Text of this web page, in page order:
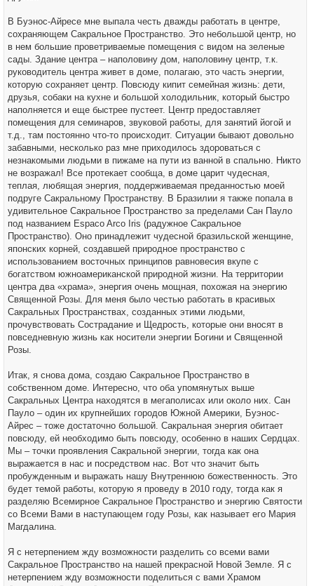
В Буэнос-Айресе мне выпала честь дважды работать в центре,
сохраняющем Сакральное Пространство. Это небольшой центр, но
в нем большие проветриваемые помещения с видом на зеленые
сады. Здание центра – наполовину дом, наполовину центр, т.к.
руководитель центра живет в доме, полагаю, это часть энергии,
которую сохраняет центр. Повсюду кипит семейная жизнь: дети,
друзья, собаки на кухне и большой холодильник, который быстро
наполняется и еще быстрее пустеет. Центр предоставляет
помещения для семинаров, звуковой работы, для занятий йогой и
т.д., там постоянно что-то происходит. Ситуации бывают довольно
забавными, несколько раз мне приходилось здороваться с
незнакомыми людьми в пижаме на пути из ванной в спальню. Никто
не возражал! Все протекает сообща, в доме царит чудесная,
теплая, любящая энергия, поддерживаемая преданностью моей
подруге Сакральному Пространству. В Бразилии я также попала в
удивительное Сакральное Пространство за пределами Сан Пауло
под названием Espaco Arco Iris (радужное Сакральное
Пространство). Оно принадлежит чудесной бразильской женщине,
японских корней, создавшей природное пространство с
использованием восточных принципов равновесия вкупе с
богатством южноамериканской природной жизни. На территории
центра два «храма», энергия очень мощная, похожая на энергию
Священной Розы. Для меня было честью работать в красивых
Сакральных Пространствах, созданных этими людьми,
прочувствовать Сострадание и Щедрость, которые они вносят в
повседневную жизнь как носители энергии Богини и Священной
Розы.
Итак, я снова дома, создаю Сакральное Пространство в
собственном доме. Интересно, что оба упомянутых выше
Сакральных Центра находятся в мегаполисах или около них. Сан
Пауло – один их крупнейших городов Южной Америки, Буэнос-
Айрес – тоже достаточно большой. Сакральная энергия обитает
повсюду, ей необходимо быть повсюду, особенно в наших Сердцах.
Мы – точки проявления Сакральной энергии, тогда как она
выражается в нас и посредством нас. Вот что значит быть
пробужденным и выражать нашу Внутреннюю божественность. Это
будет темой работы, которую я проведу в 2010 году, тогда как я
разделяю Всемирное Сакральное Пространство и энергию Святости
со Всеми Вами в наступающем году Розы, как называет его Мария
Магдалина.
Я с нетерпением жду возможности разделить со всеми вами
Сакральное Пространство на нашей прекрасной Новой Земле. Я с
нетерпением жду возможности поделиться с вами Храмом